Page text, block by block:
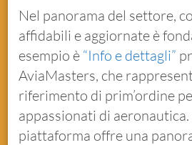
Nel panorama del settore,
affidabili e aggiornate è
esempio è “Info e dettagli”
AviaMasters, che
riferimento di prim’ordine
appassionati di
piattaforma offre una